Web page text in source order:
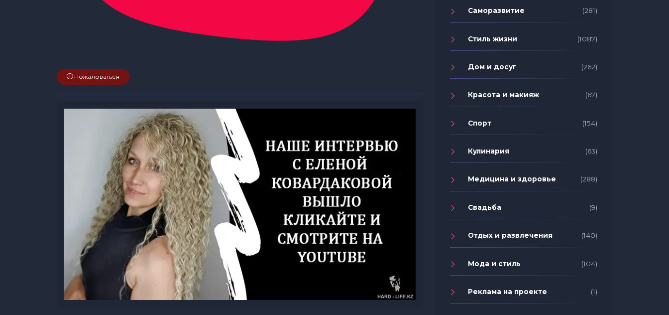
Пожаловаться
Саморазвитие (281)
Стиль жизни (1087)
Дом и досуг (262)
Красота и макияж (67)
Спорт (154)
Кулинария (63)
Медицина и здоровье (288)
Свадьба (9)
Отдых и развлечения (140)
Мода и стиль (104)
Реклама на проекте (1)